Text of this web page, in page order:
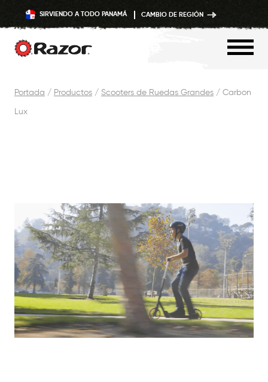
Contenido
SIRVIENDO A TODO PANAMÁ CAMBIO DE REGIÓN
Portada / Productos / Scooters de Ruedas Grandes / Carbon
Lux